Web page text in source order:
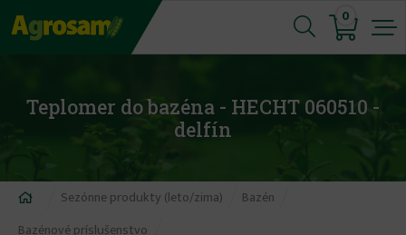
Jump
to
0
Teplomer do bazéna - HECHT 060510 -
delfín
Nachádzate
Sezónne produkty (leto/zima)
Bazén
Bazénové príslušenstvo